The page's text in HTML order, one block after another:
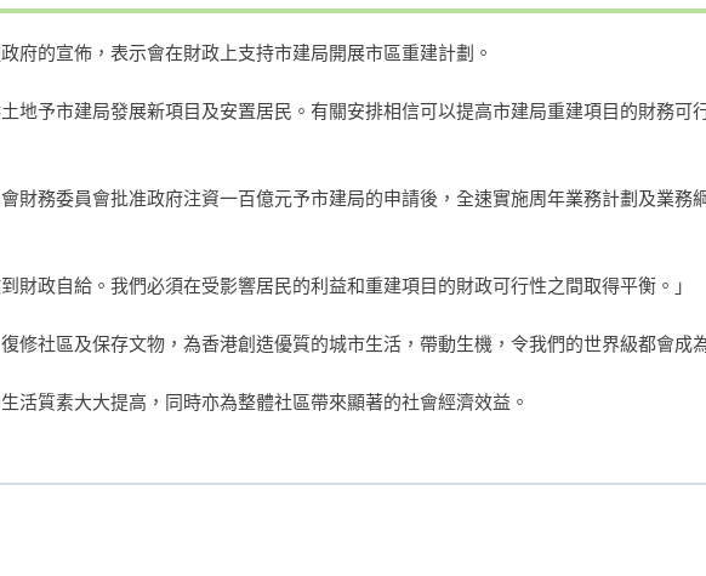
府的宣佈，表示會在財政上支持市建局開展市區重建計劃。
地予市建局發展新項目及安置居民。有關安排相信可以提高市建局重建項目的財務可
財務委員會批准政府注資一百億元予市建局的申請後，全速實施周年業務計劃及業務
財政自給。我們必須在受影響居民的利益和重建項目的財政可行性之間取得平衡。」
修社區及保存文物，為香港創造優質的城市生活，帶動生機，令我們的世界級都會成
活質素大大提高，同時亦為整體社區帶來顯著的社會經濟效益。